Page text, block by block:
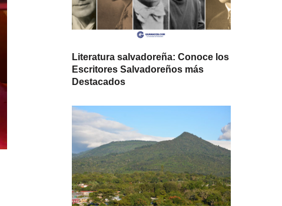
Literatura salvadoreña: Conoce los
Escritores Salvadoreños más
Destacados